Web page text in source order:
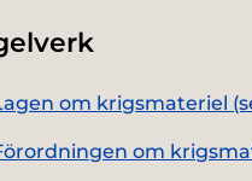
om krigsmateriel
om